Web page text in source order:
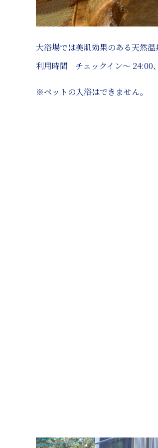
大浴場では美肌効果のある天然温
利用時間
チェックイン～ 24:00
※ペットの入浴はできません。